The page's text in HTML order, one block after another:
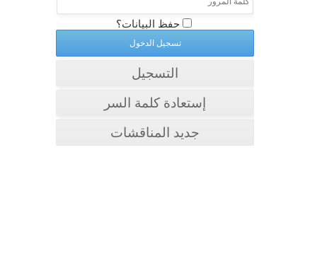
حفظ البيانات؟
التسجيل
إستعادة كلمة السر
جديد المناقشات